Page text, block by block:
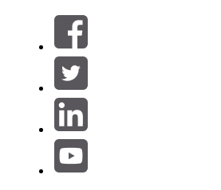
Knowledge-artikkelin numero
000381956
RATKAISIKO TÄMÄ ARTIKKELI
Anna palautetta, jotta